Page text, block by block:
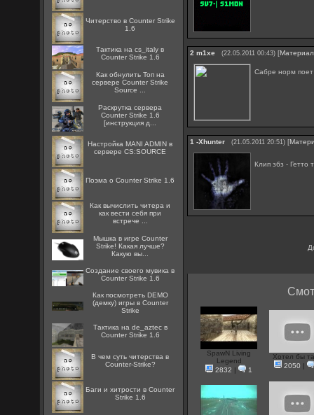
Читерство в Counter Strike
1.6
Тактика на cs_italy в
Counter Strike 1.6
Как обнулить Топ на
сервере Counter Strike
Source ...
Раскрутка сервера
Counter Strike 1.6
[инструкция д...
Настройка MANI ADMIN в
сервере CS:SOURCE
Поэма о Counter Strike 1.6
Как вычислить читера и
как вести себя при
встрече ...
Мышка в игре Counter
Strike! Какая лучше?
Какую вы...
Создание своего мувика в
Counter Strike 1.6
Как посмотреть DEMO
(демку) игры в Counter
Strike
Тактика на de_aztec в
Counter Strike 1.6
В чем суть читерства в
Counter-Strike?
Баги и хитрости в Counter
Strike 1.6
2 m1xe (22.05.2011 00:43) [Материал
Сабре норм поет
1 -Xhunter (21.05.2011 20:51) [
Клип збз - Гетто
SpawN Living
Legend
2832 | 1
Хотел бы
2050 |